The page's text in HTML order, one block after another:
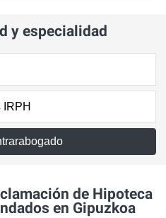
y especialidad
de Hipoteca
en Gipuzkoa